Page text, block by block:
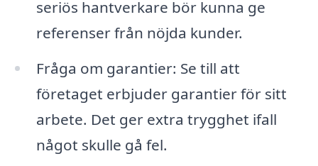
seriös hantverkare bör kunna ge
referenser från nöjda kunder.
Fråga om garantier: Se till att
företaget erbjuder garantier för sitt
arbete. Det ger extra trygghet ifall
något skulle gå fel.